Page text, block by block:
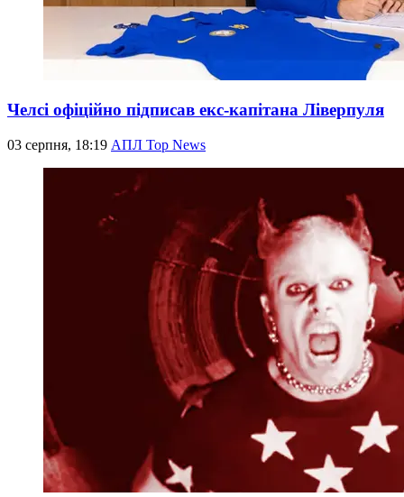
Челсі офіційно підписав екс-капітана Ліверпуля
03 серпня, 18:19 АПЛ Top News